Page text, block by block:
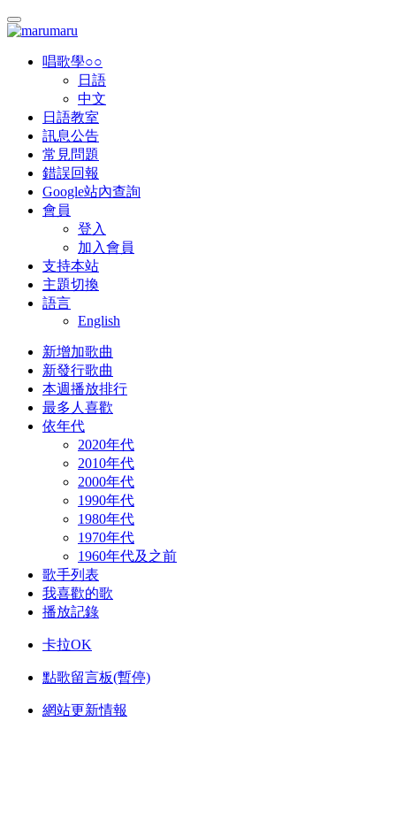
唱歌學○○
日語
中文
日語教室
訊息公告
常見問題
錯誤回報
Google站內查詢
會員
登入
加入會員
支持本站
主題切換
語言
English
新增加歌曲
新發行歌曲
本週播放排行
最多人喜歡
依年代
2020年代
2010年代
2000年代
1990年代
1980年代
1970年代
1960年代及之前
歌手列表
我喜歡的歌
播放記錄
卡拉OK
點歌留言板(暫停)
網站更新情報